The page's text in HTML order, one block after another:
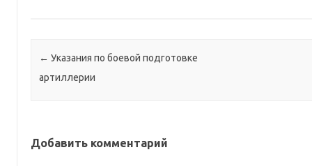
Навигация по записям
← Указания по боевой подготовке
артиллерии
Добавить комментарий